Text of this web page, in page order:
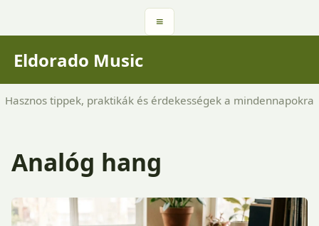
≡
Eldorado Music
Hasznos tippek, praktikák és érdekességek a mindennapokra
Analóg hang